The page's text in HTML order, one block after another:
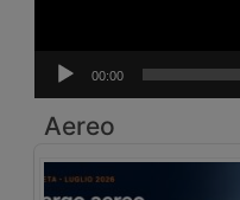
00:00
Aereo